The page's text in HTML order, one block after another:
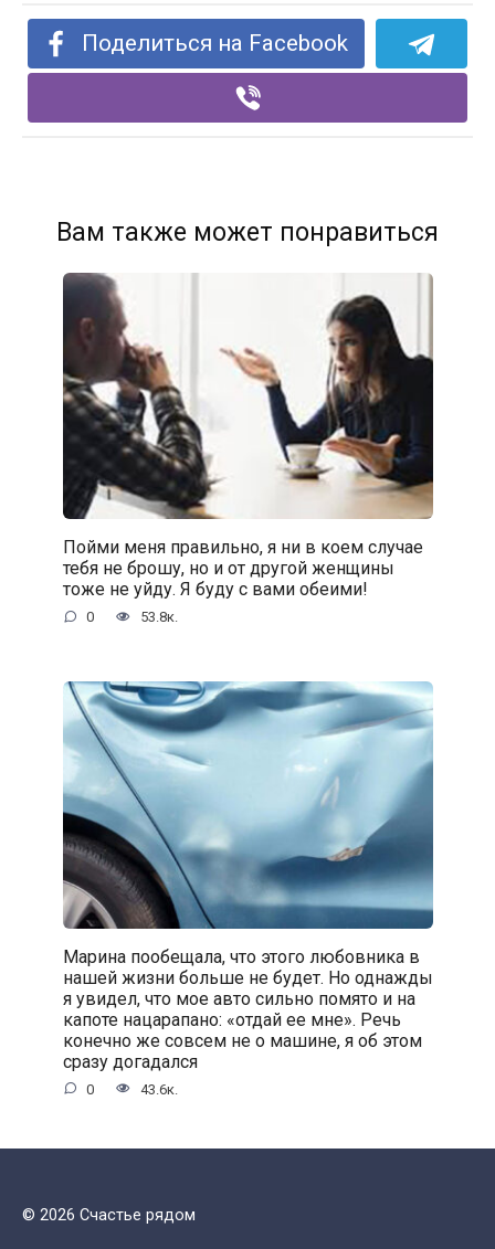
Поделиться на Facebook
Вам также может понравиться
Пойми меня правильно, я ни в коем случае
тебя не брошу, но и от другой женщины
тоже не уйду. Я буду с вами обеими!
0 53.8к.
Марина пообещала, что этого любовника в
нашей жизни больше не будет. Но однажды
я увидел, что мое авто сильно помято и на
капоте нацарапано: «отдай ее мне». Речь
конечно же совсем не о машине, я об этом
сразу догадался
0 43.6к.
© 2026 Счастье рядом